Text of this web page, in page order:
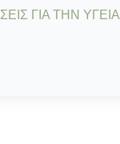
ΓΙΑ ΤΗΝ ΥΓΕΙΑ